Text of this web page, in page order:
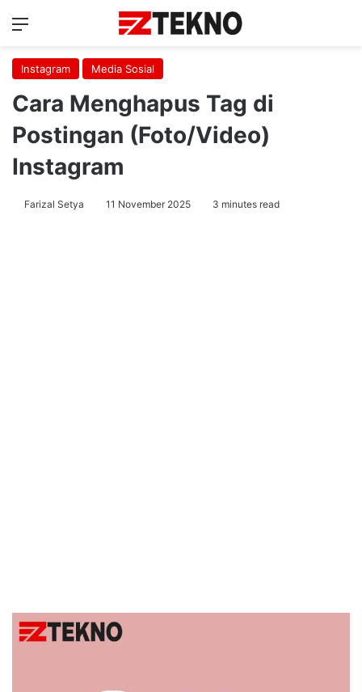
Menu
Instagram Media Sosial
Cara Menghapus Tag di
Postingan (Foto/Video)
Instagram
Farizal Setya 11 November 2025 3 minutes read